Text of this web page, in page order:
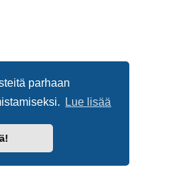
parhaan
Lue lisää